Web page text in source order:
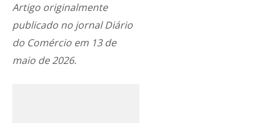
Artigo originalmente
publicado no jornal Diário
do Comércio em 13 de
maio de 2026.